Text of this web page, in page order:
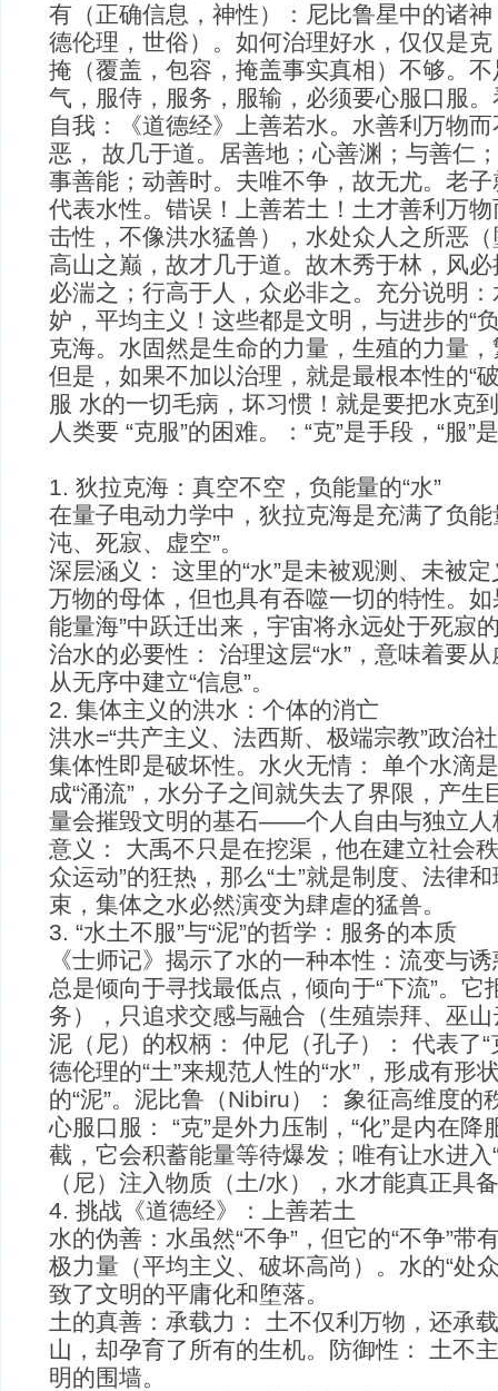
有（正确信息，神性）：尼比鲁星中的诸
德伦理，世俗）。如何治理好水，仅仅是
掩（覆盖，包容，掩盖事实真相）不够。
气，服侍，服务，服输，必须要心服口服
自我：《道德经》上善若水。水善利万物
恶， 故几于道。居善地；心善渊；与善仁
事善能；动善时。夫唯不争，故无尤。老
代表水性。错误！上善若土！土才善利万
击性，不像洪水猛兽），水处众人之所恶
高山之巅，故才几于道。故木秀于林，风
必湍之；行高于人，众必非之。充分说明
妒，平均主义！这些都是文明，与进步的“
克海。水固然是生命的力量，生殖的力量
但是，如果不加以治理，就是最根本性的“
服 水的一切毛病，坏习惯！就是要把水克
人类要 “克服”的困难。：“克”是手段，“服”
1. 狄拉克海：真空不空，负能量的“水”
在量子电动力学中，狄拉克海是充满了负能
沌、死寂、虚空”。
深层涵义： 这里的“水”是未被观测、未被
万物的母体，但也具有吞噬一切的特性。如
能量海”中跃迁出来，宇宙将永远处于死寂
治水的必要性： 治理这层“水”，意味着要从
从无序中建立“信息”。
2. 集体主义的洪水：个体的消亡
洪水=“共产主义、法西斯、极端宗教”政治
集体性即是破坏性。水火无情： 单个水滴
成“涌流”，水分子之间就失去了界限，产生
量会摧毁文明的基石——个人自由与独立人
意义： 大禹不只是在挖渠，他在建立社会
众运动”的狂热，那么“土”就是制度、法律
束，集体之水必然演变为肆虐的猛兽。
3. “水土不服”与“泥”的哲学：服务的本质
《士师记》揭示了水的一种本性：流变与
总是倾向于寻找最低点，倾向于“下流”。它
务），只追求交感与融合（生殖崇拜、巫
泥（尼）的权柄： 仲尼（孔子）： 代表了“
德伦理的“土”来规范人性的“水”，形成有形
的“泥”。泥比鲁（Nibiru）： 象征高维度的
心服口服： “克”是外力压制，“化”是内在
截，它会积蓄能量等待爆发；唯有让水进入
（尼）注入物质（土/水），水才能真正具
4. 挑战《道德经》：上善若土
水的伪善：水虽然“不争”，但它的“不争”带
极力量（平均主义、破坏高尚）。水的“处
致了文明的平庸化和堕落。
土的真善：承载力： 土不仅利万物，还承
山，却孕育了所有的生机。防御性： 土不
明的围墙。